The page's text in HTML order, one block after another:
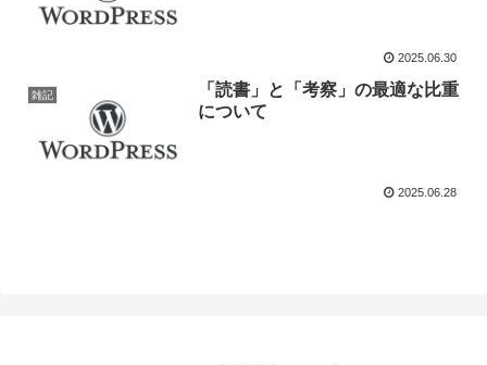
2025.06.30
雑記
「読書」と「考察」の最適な比重
について
2025.06.28